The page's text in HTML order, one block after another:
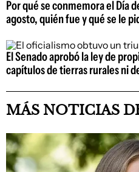
Por qué se conmemora el Día
agosto, quién fue y qué se le
El Senado aprobó la ley de
capítulos de tierras rurales ni
MÁS NOTICIAS